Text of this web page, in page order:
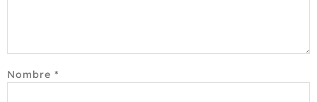
Nombre *